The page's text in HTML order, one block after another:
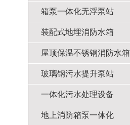
箱泵一体化无浮泵站
装配式地埋消防水箱
屋顶保温不锈钢消防水箱
玻璃钢污水提升泵站
一体化污水处理设备
地上消防箱泵一体化